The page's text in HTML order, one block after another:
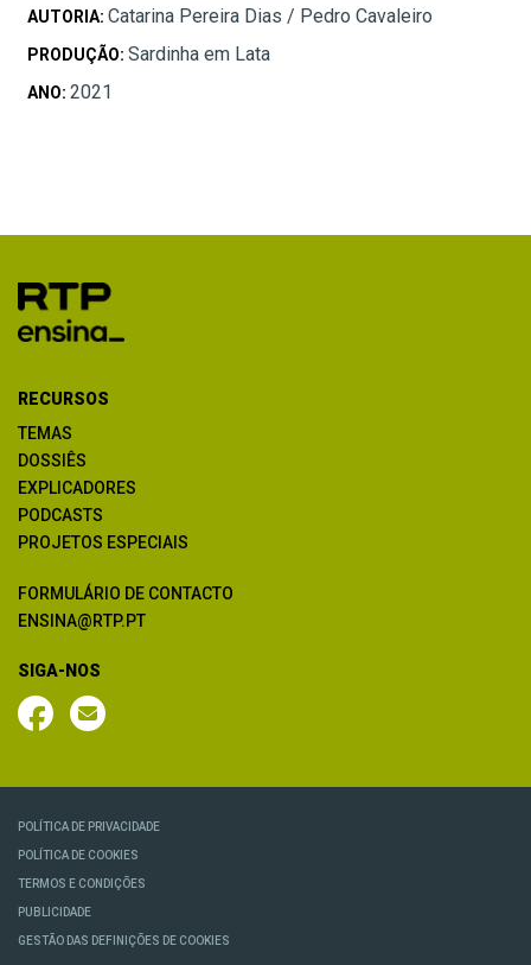
AUTORIA: Catarina Pereira Dias / Pedro Cavaleiro
PRODUÇÃO: Sardinha em Lata
ANO: 2021
RECURSOS
TEMAS
DOSSIÊS
EXPLICADORES
PODCASTS
PROJETOS ESPECIAIS
FORMULÁRIO DE CONTACTO
ENSINA@RTP.PT
SIGA-NOS
POLÍTICA DE PRIVACIDADE
POLÍTICA DE COOKIES
TERMOS E CONDIÇÕES
PUBLICIDADE
GESTÃO DAS DEFINIÇÕES DE COOKIES